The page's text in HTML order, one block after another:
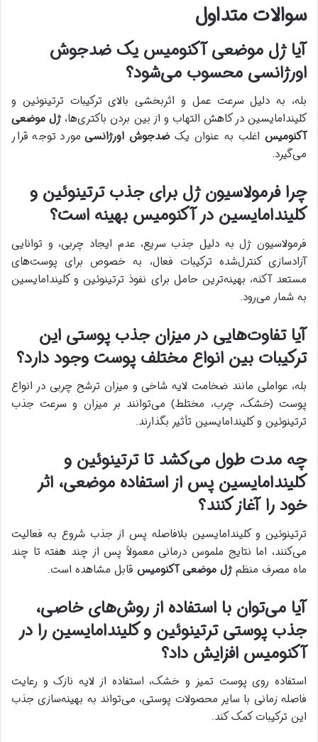
سوالات متداول
آیا ژل موضعی آکنومیس یک ضدجوش
اورژانسی محسوب می‌شود؟
بله، به دلیل سرعت عمل و اثربخشی بالای ترکیبات ترتینوئین و
کلیندامایسین در کاهش التهاب و از بین بردن باکتری‌ها،ژل موضعی
آکنومیساغلب به عنوان یکضدجوش اورژانسی مورد توجه قرار
می‌گیرد.
چرا فرمولاسیون ژل برای جذب ترتینوئین و
کلیندامایسین در آکنومیس بهینه است؟
فرمولاسیون ژل به دلیل جذب سریع، عدم ایجاد چربی، و توانایی
آزادسازی کنترل‌شده ترکیبات فعال، به خصوص برای پوست‌های
مستعد آکنه، بهینه‌ترین حامل برای نفوذ ترتینوئین و کلیندامایسین
به شمار می‌رود.
آیا تفاوت‌هایی در میزان جذب پوستی این
ترکیبات بین انواع مختلف پوست وجود دارد؟
بله، عواملی مانند ضخامت لایه شاخی و میزان ترشح چربی در انواع
پوست (خشک، چرب، مختلط) می‌توانند بر میزان و سرعت جذب
ترتینوئین و کلیندامایسین تأثیر بگذارند.
چه مدت طول می‌کشد تا ترتینوئین و
کلیندامایسین پس از استفاده موضعی، اثر
خود را آغاز کنند؟
ترتینوئین و کلیندامایسین بلافاصله پس از جذب شروع به فعالیت
می‌کنند، اما نتایج ملموس درمانی معمولاً پس از چند هفته تا چند
ماه مصرف منظمژل موضعی آکنومیس قابل مشاهده است.
آیا می‌توان با استفاده از روش‌های خاصی،
جذب پوستی ترتینوئین و کلیندامایسین را در
آکنومیس افزایش داد؟
استفاده روی پوست تمیز و خشک، استفاده از لایه نازک و رعایت
فاصله زمانی با سایر محصولات پوستی، می‌تواند به بهینه‌سازی جذب
این ترکیبات کمک کند.